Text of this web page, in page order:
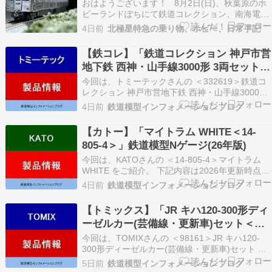
た！
おはようございます！ 8月2日(日)、秋葉原のホ
ビーランドぽちにて鉄道コレクション、南海電気
鉄道6000系なつかしのステンレス無塗装2両セッ
トを購入しました！ ①パッケージ ②ステッカ
ー、台車枠(※動力ユニット用)と無線アンテナ等
のパーツが付属 ③車両概説 ・6…
4日前 北極星特急の乗り物、ホビー、日常手記
【鉄コレ】「鉄道コレクション 神戸市営
地下鉄 西神・山手線3000形 3両セット＜
332619＞」鉄道模型Nゲージ(26年版)
今回は、トミーテックさんの ＜332619＞鉄道コ
レクション 神戸市営地下鉄 西神・山手線3000形
3両セット をご紹介。 下記内容は2026年更新時
点の情報です。 ★＜332619＞鉄道コレクション
神戸市営地下鉄 西神・山手線3000形 3両セット
AD Yahoo AD…
4日前 鉄道模型インフォメーションブログ
【カトー】「マイトラム WHITE＜14-
805-4＞」鉄道模型Nゲージ(26年版)
今回は、KATOさんの ＜14-805-4＞マイトラム
WHITE をご紹介。 下記内容は2026年更新時点の
情報です。 ★＜14-805-4＞マイトラム WHITE
AD Yahoo AD Rakuten ＜製品特徴＞ 地域や時代
を問わずに楽しめるユニバーサルデザインのトラ
ム…
4日前 鉄道模型インフォメーションブログ
【トミックス】「JR キハ120-300形ディ
ーゼルカー(芸備線・更新車)セット＜
98161＞」鉄道模型Nゲージ(26年版)
今回は、TOMIXさんの ＜98161＞JR キハ120-
300形ディーゼルカー(芸備線・更新車)セット を
ご紹介。 下記内容は2026年更新時点の情報で
5日前 鉄道模型インフォメーションブログ